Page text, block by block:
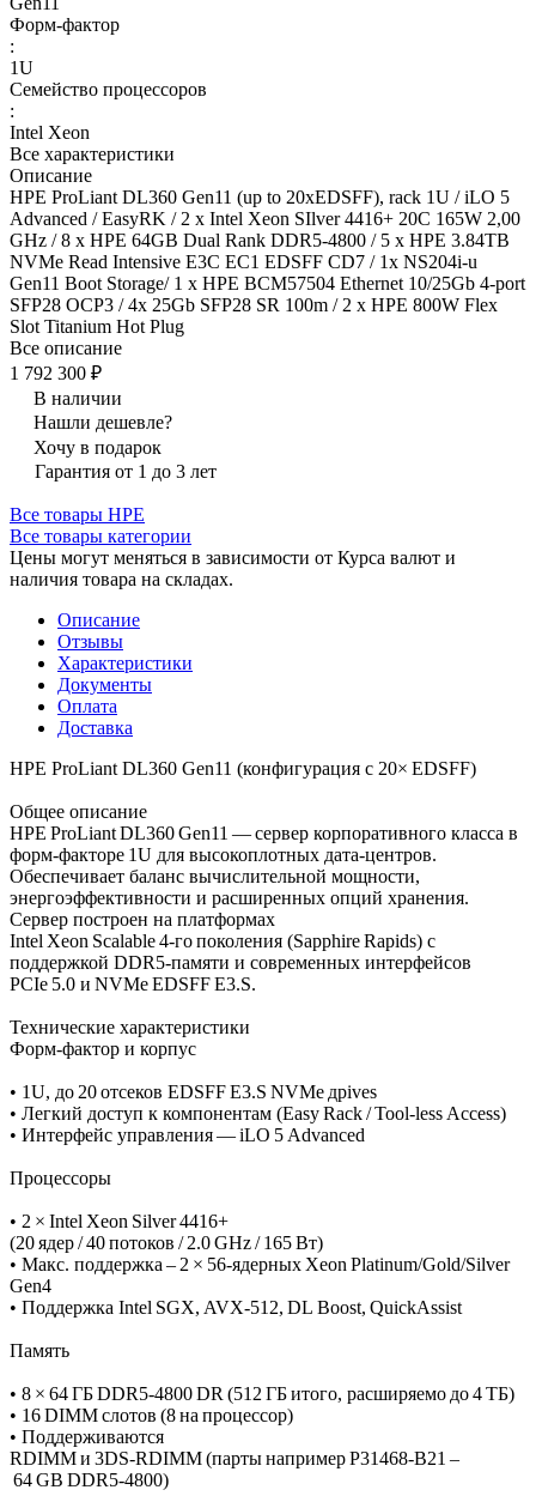
Форм-фактор
:
1U
Семейство процессоров
:
Intel Xeon
Все характеристики
Описание
HPE ProLiant DL360 Gen11 (up to 20xEDSFF), rack 1U / iLO 5
Advanced / EasyRK / 2 x Intel Xeon SIlver 4416+ 20C 165W 2,00
GHz / 8 x HPE 64GB Dual Rank DDR5-4800 / 5 x HPE 3.84TB
NVMe Read Intensive E3C EC1 EDSFF CD7 / 1x NS204i-u
Gen11 Boot Storage/ 1 x HPE BCM57504 Ethernet 10/25Gb 4-port
SFP28 OCP3 / 4x 25Gb SFP28 SR 100m / 2 x HPE 800W Flex
Slot Titanium Hot Plug
Все описание
1 792 300 ₽
В наличии
Нашли дешевле?
Хочу в подарок
Гарантия от 1 до 3 лет
Все товары HPE
Все товары категории
Цены могут меняться в зависимости от Курса валют и
наличия товара на складах.
Описание
Отзывы
Характеристики
Документы
Оплата
Доставка
HPE ProLiant DL360 Gen11 (конфигурация с 20× EDSFF)
Общее описание
HPE ProLiant DL360 Gen11 — сервер корпоративного класса в
форм‑факторе 1U для высокоплотных дата‑центров.
Обеспечивает баланс вычислительной мощности,
энергоэффективности и расширенных опций хранения.
Сервер построен на платформах
Intel Xeon Scalable 4‑го поколения (Sapphire Rapids) с
поддержкой DDR5‑памяти и современных интерфейсов
PCIe 5.0 и NVMe EDSFF E3.S.
Технические характеристики
Форм‑фактор и корпус
• 1U, до 20 отсеков EDSFF E3.S NVMe дрives
• Легкий доступ к компонентам (Easy Rack / Tool‑less Access)
• Интерфейс управления — iLO 5 Advanced
Процессоры
• 2 × Intel Xeon Silver 4416+
(20 ядер / 40 потоков / 2.0 GHz / 165 Вт)
• Макс. поддержка – 2 × 56‑ядерных Xeon Platinum/Gold/​Silver
Gen4
• Поддержка Intel SGX, AVX‑512, DL Boost, QuickAssist
Память
• 8 × 64 ГБ DDR5‑4800 DR (512 ГБ итого, расширяемо до 4 ТБ)
• 16 DIMM слотов (8 на процессор)
• Поддерживаются
RDIMM и 3DS‑RDIMM (парты например P31468‑B21 –
64 GB DDR5‑4800)